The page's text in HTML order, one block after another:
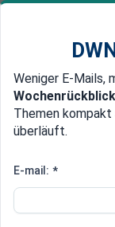
Newsticker
Edelmetalle
Vorteile des EU-
Weniger E-Mails,
Wochenrückblick
Themen
überläuft.
E-mail: *